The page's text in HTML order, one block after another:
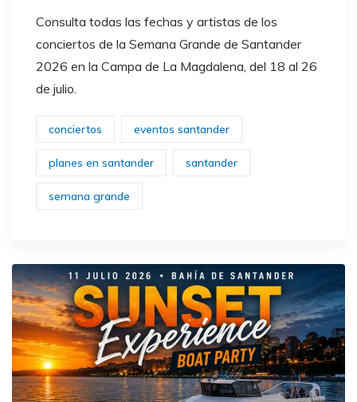
Consulta todas las fechas y artistas de los
conciertos de la Semana Grande de Santander
2026 en la Campa de La Magdalena, del 18 al 26
de julio.
conciertos eventos santander
planes en santander santander
semana grande